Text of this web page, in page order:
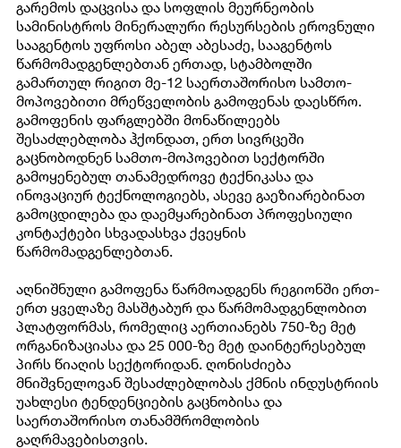
ᲚᲘᲪᲔᲜᲖᲘᲐᲜᲢᲘᲡ ᲒᲕᲔᲠᲓᲘ
ᲮᲨᲘᲠᲐᲓ ᲓᲐᲡᲛᲣᲚᲘ ᲙᲘᲗᲮᲕᲔᲑᲘ
ᲡᲐᲛᲐᲠᲗᲚᲔᲑᲚᲘᲕᲘ ᲐᲥᲢᲔᲑᲘ
ᲛᲘᲛᲓᲘᲜᲐᲠᲔ ᲕᲐᲙᲐᲜᲡᲘᲔᲑᲘ
ᲐᲜᲒᲐᲠᲘᲨᲔᲑᲘ
გარემოს დაცვისა და სოფლის მეურნეობის
სამინისტროს მინერალური რესურსების ეროვნული
სააგენტოს უფროსი აბელ აბესაძე, სააგენტოს
წარმომადგენლებთან ერთად, სტამბოლში
გამართულ რიგით მე-12 საერთაშორისო სამთო-
მოპოვებითი მრეწველობის გამოფენას დაესწრო.
გამოფენის ფარგლებში მონაწილეებს
შესაძლებლობა ჰქონდათ, ერთ სივრცეში
გაცნობოდნენ სამთო-მოპოვებით სექტორში
გამოყენებულ თანამედროვე ტექნიკასა და
ინოვაციურ ტექნოლოგიებს, ასევე გაეზიარებინათ
გამოცდილება და დაემყარებინათ პროფესიული
კონტაქტები სხვადასხვა ქვეყნის
წარმომადგენლებთან.
აღნიშნული გამოფენა წარმოადგენს რეგიონში ერთ-
ერთ ყველაზე მასშტაბურ და წარმომადგენლობით
პლატფორმას, რომელიც აერთიანებს 750-ზე მეტ
ორგანიზაციასა და 25 000-ზე მეტ დაინტერესებულ
პირს წიაღის სექტორიდან. ღონისძიება
მნიშვნელოვან შესაძლებლობას ქმნის ინდუსტრიის
უახლესი ტენდენციების გაცნობისა და
საერთაშორისო თანამშრომლობის
გაღრმავებისთვის.